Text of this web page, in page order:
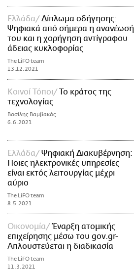
Ελλάδα
Δίπλωμα οδήγησης:
Ψηφιακά από σήμερα η ανανέωσή
του και η χορήγηση αντίγραφου
άδειας κυκλοφορίας
The LiFO team
13.12.2021
Κοινοί Τόποι
To κράτος της
τεχνολογίας
Βασίλης Βαμβακάς
6.6.2021
Ελλάδα
Ψηφιακή Διακυβέρνηση:
Ποιες ηλεκτρονικές υπηρεσίες
είναι εκτός λειτουργίας μέχρι
αύριο
The LiFO team
8.5.2021
Οικονομία
Έναρξη ατομικής
επιχείρησης μέσω του gov.gr-
Απλουστεύεται η διαδικασία
The LiFO team
11.3.2021